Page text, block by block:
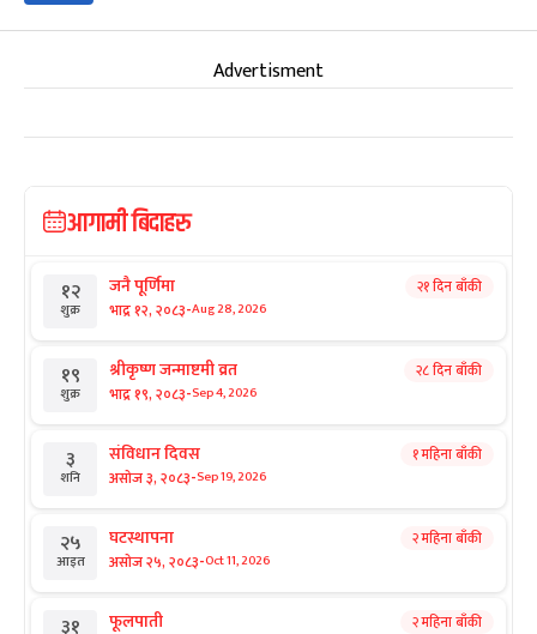
Advertisment
आगामी बिदाहरु
१२
शुक्र
जनै पूर्णिमा
भाद्र १२, २०८३-Aug 28, 2026
२१ दिन बाँकी
१९
शुक्र
श्रीकृष्ण जन्माष्टमी व्रत
भाद्र १९, २०८३-Sep 4, 2026
२८ दिन बाँकी
३
शनि
संविधान दिवस
असोज ३, २०८३-Sep 19, 2026
१ महिना बाँकी
२५
आइत
घटस्थापना
असोज २५, २०८३-Oct 11, 2026
२ महिना बाँकी
३१ फूलपाती २ महिना बाँकी